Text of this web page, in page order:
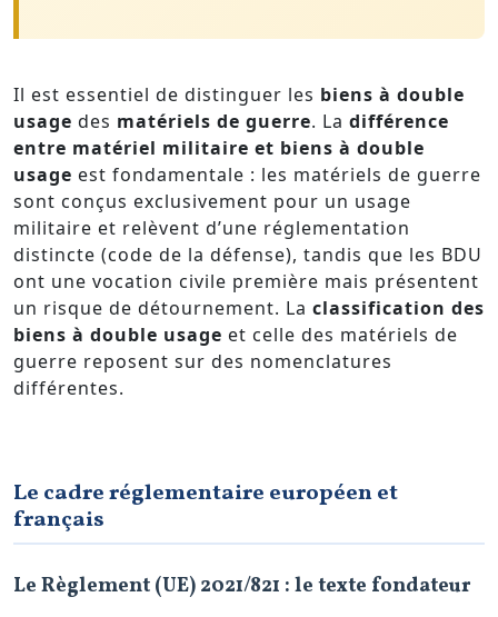
Il est essentiel de distinguer les biens à double
usage des matériels de guerre. La différence
entre matériel militaire et biens à double
usage est fondamentale : les matériels de guerre
sont conçus exclusivement pour un usage
militaire et relèvent d’une réglementation
distincte (code de la défense), tandis que les BDU
ont une vocation civile première mais présentent
un risque de détournement. La classification des
biens à double usage et celle des matériels de
guerre reposent sur des nomenclatures
différentes.
Le cadre réglementaire européen et
français
Le Règlement (UE) 2021/821 : le texte fondateur